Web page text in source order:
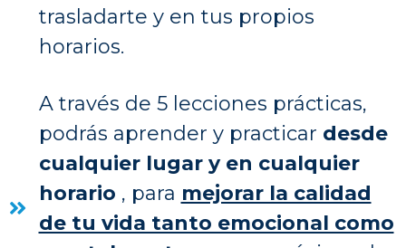
trasladarte y en tus propios
horarios.
A través de 5 lecciones prácticas,
podrás aprender y practicar desde
cualquier lugar y en cualquier
horario , para mejorar la calidad
de tu vida tanto emocional como